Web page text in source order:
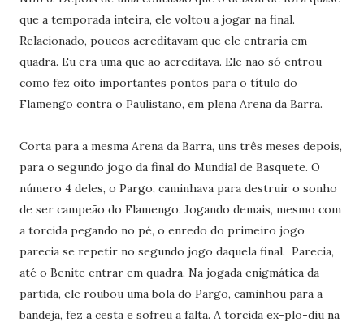
que a temporada inteira, ele voltou a jogar na final.
Relacionado, poucos acreditavam que ele entraria em
quadra. Eu era uma que ao acreditava. Ele não só entrou
como fez oito importantes pontos para o título do
Flamengo contra o Paulistano, em plena Arena da Barra.
Corta para a mesma Arena da Barra, uns três meses depois,
para o segundo jogo da final do Mundial de Basquete. O
número 4 deles, o Pargo, caminhava para destruir o sonho
de ser campeão do Flamengo. Jogando demais, mesmo com
a torcida pegando no pé, o enredo do primeiro jogo
parecia se repetir no segundo jogo daquela final. Parecia,
até o Benite entrar em quadra. Na jogada enigmática da
partida, ele roubou uma bola do Pargo, caminhou para a
bandeja, fez a cesta e sofreu a falta. A torcida ex-plo-diu na